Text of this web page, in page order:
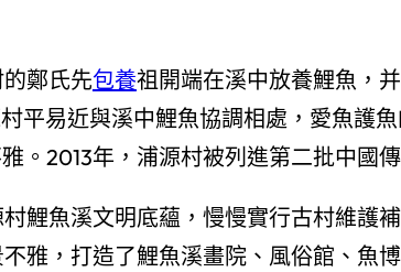
鄭氏先包養祖開端在溪中放養鯉魚，
平易近與溪中鯉魚協調相處，愛魚護
。2013年，浦源村被列進第二批中國
鯉魚溪文明底蘊，慢慢實行古村維護
雅，打造了鯉魚溪畫院、風俗館、魚